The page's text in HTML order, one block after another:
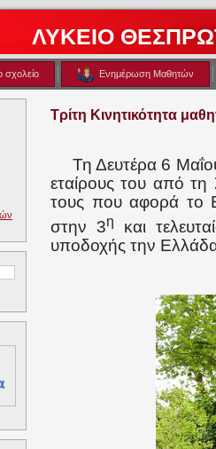
ΛΥΚΕΙΟ
σχολείο Ενημέρωση Μαθητών
Τρίτη Κινητικότητα
Τη Δευτέρα 6
εταίρους του από τη
τους που αφορά το
στην 3η
και
υποδοχής την